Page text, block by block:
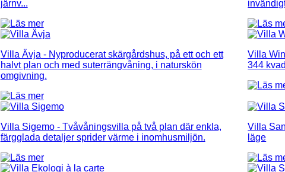
järnv...
Villa Ävja - Nyproducerat skärgårdshus, på ett och ett
halvt plan och med suterrängvåning, i naturskön
omgivning.
Villa
344
Villa Sigemo- Tvåvåningsvilla på två plan där enkla,
färgglada detaljer sprider värme i inomhusmiljön.
Villa
läge